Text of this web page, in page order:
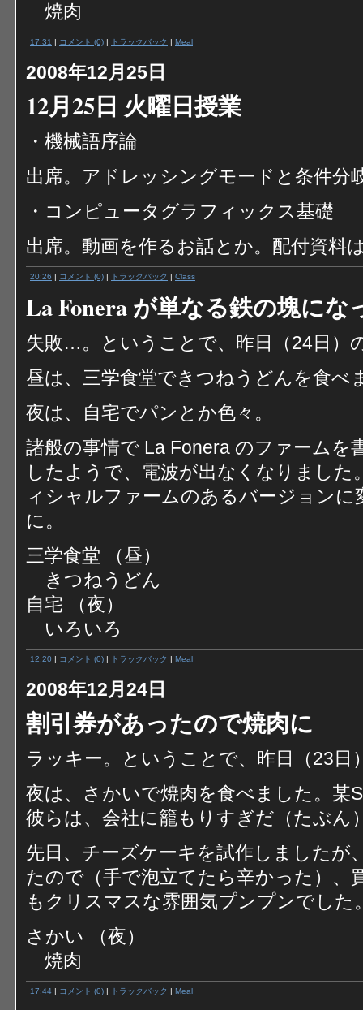
焼肉
17:31 | コメント (0) | トラックバック | Meal
2008年12月25日
12月25日 火曜日授業
・機械語序論
出席。アドレッシングモードと条件分
・コンピュータグラフィックス基礎
出席。動画を作るお話とか。配付資料
20:26 | コメント (0) | トラックバック | Class
La Fonera が単なる鉄の塊にな
失敗…。ということで、昨日（24日）
昼は、三学食堂できつねうどんを食べ
夜は、自宅でパンとか色々。
諸般の事情で La Fonera のファームを
したようで、電波が出なくなりまし
ィシャルファームのあるバージョン
に。
三学食堂 （昼）
きつねうどん
自宅 （夜）
いろいろ
12:20 | コメント (0) | トラックバック | Meal
2008年12月24日
割引券があったので焼肉に
ラッキー。ということで、昨日（23日
夜は、さかいで焼肉を食べました。某
彼らは、会社に籠もりすぎだ（たぶん
先日、チーズケーキを試作しましたが
たので（手で泡立てたら辛かった）
もクリスマスな雰囲気プンプンでした
さかい （夜）
焼肉
17:44 | コメント (0) | トラックバック | Meal